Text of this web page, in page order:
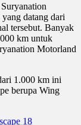
datang dari
tersebut. Banyak
km untuk
Motorland
1.000 km ini
berupa Wing